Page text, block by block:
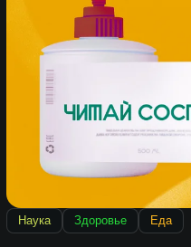
Наука Здоровье Еда